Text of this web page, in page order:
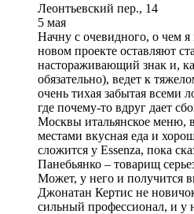
Леонтьевский пер., 14
5 мая
Начну с очевидного, о чем я
новом проекте оставляют
настораживающий знак и,
обязательно), ведет к
очень тихая забытая всеми
где почему-то вдруг дает
Москвы итальянское меню,
местами вкусная еда и
сложится у Essenza, пока
Панебьянко – товарищ
Может, у него и получится
Джонатан Кертис не
сильный профессионал, и у